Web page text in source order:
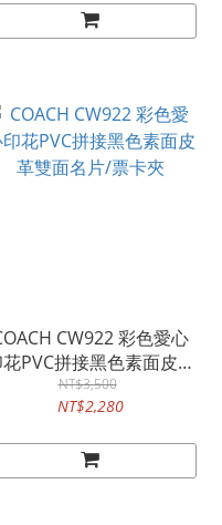
CW922 彩色愛心
PVC拼接黑色素面皮革
雙面名片/票卡夾
NT$3,500
NT$2,280